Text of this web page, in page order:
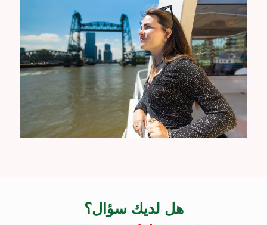
هل لديك سؤال؟